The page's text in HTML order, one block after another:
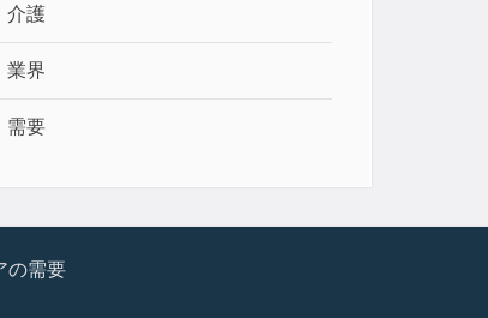
介護
業界
需要
の需要